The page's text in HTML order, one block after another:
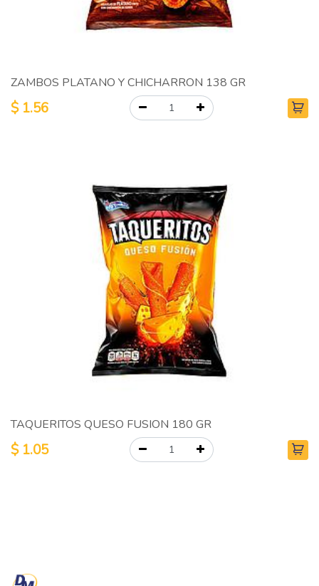
ZAMBOS PLATANO Y CHICHARRON 138 GR
$ 1.56
TAQUERITOS QUESO FUSION 180 GR
$ 1.05